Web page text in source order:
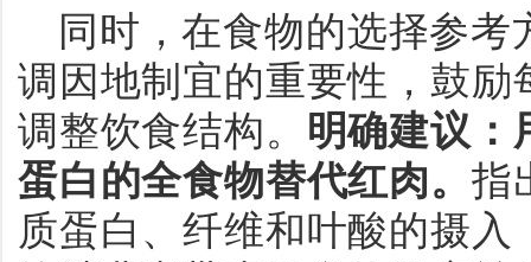
同时，在食物的选择参
调因地制宜的重要性，鼓
调整饮食结构。 明确建议：
蛋白的全食物替代红肉。 指
质蛋白、纤维和叶酸的摄入